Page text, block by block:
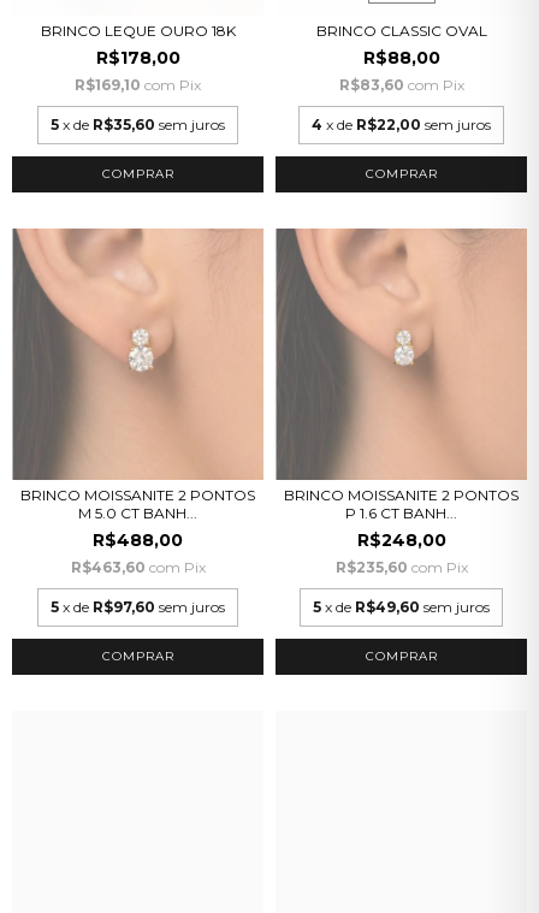
BRINCO LEQUE OURO 18K
R$178,00
R$169,10 com Pix
5 x de R$35,60 sem juros
BRINCO CLASSIC OVAL
R$88,00
R$83,60 com Pix
4 x de R$22,00 sem juros
COMPRAR
BRINCO MOISSANITE 2 PONTOS
M 5.0 CT BANH...
R$488,00
R$463,60 com Pix
5 x de R$97,60 sem juros
BRINCO MOISSANITE 2 PONTOS
P 1.6 CT BANH...
R$248,00
R$235,60 com Pix
5 x de R$49,60 sem juros